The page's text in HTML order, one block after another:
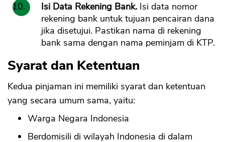
Isi Data Rekening Bank. Isi data nomor
rekening bank untuk tujuan pencairan dana
jika disetujui. Pastikan nama di rekening
bank sama dengan nama peminjam di KTP.
Syarat dan Ketentuan
Kedua pinjaman ini memiliki syarat dan ketentuan
yang secara umum sama, yaitu:
Warga Negara Indonesia
Berdomisili di wilayah Indonesia di dalam